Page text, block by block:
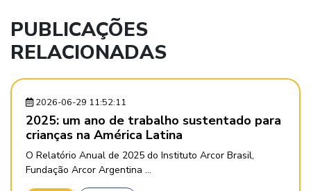
PUBLICAÇÕES
RELACIONADAS
2026-06-29 11:52:11
2025: um ano de trabalho sustentado para
crianças na América Latina
O Relatório Anual de 2025 do Instituto Arcor Brasil,
Fundação Arcor Argentina ...